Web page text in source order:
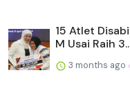
15 Atlet
M Usai Raih
3 months ago